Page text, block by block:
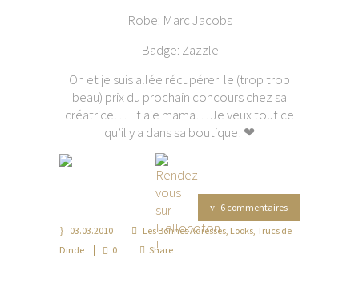
Robe: Marc Jacobs
Badge: Zazzle
Oh et je suis allée récupérer le (trop trop
beau) prix du prochain concours chez sa
créatrice… Et aie mama… Je veux tout ce
qu’il y a dans sa boutique! ❤
6 commentaires
03.03.2010
Les Bonnes Adresses, Looks, Trucs de
Dinde
0 Share